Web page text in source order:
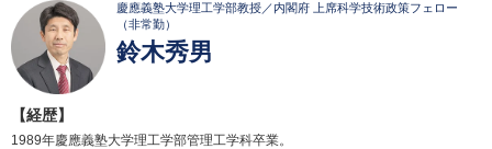
慶應義塾大学理工学部教授／内閣府 上席科学技術政策フェロー
（非常勤）
鈴木秀男
【経歴】
1989年慶應義塾大学理工学部管理工学科卒業。